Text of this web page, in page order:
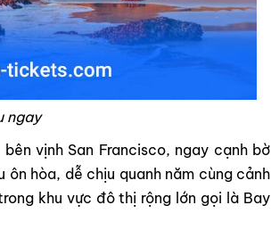
ngay
vịnh San Francisco, ngay cạnh bờ
ôn hòa, dễ chịu quanh năm cùng cảnh
khu vực đô thị rộng lớn gọi là Bay